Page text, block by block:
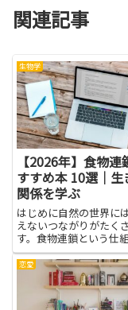
関連記事
生物学
【2026年】食物連
すすめ本 10選｜生
関係を学ぶ
はじめに自然の世界に
えないつながりがたく
す。食物連鎖という仕
と、動物や植物が互い
割を果たしているのか
のように見えるように
生き物の関係を学ぶこ
回りの自然を観察する
恋愛